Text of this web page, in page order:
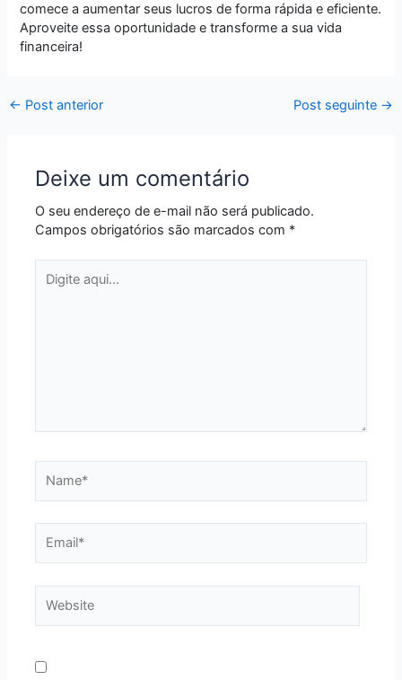
comece a aumentar seus lucros de forma rápida e eficiente.
Aproveite essa oportunidade e transforme a sua vida
financeira!
← Post anterior Post seguinte →
Deixe um comentário
O seu endereço de e-mail não será publicado.
Campos obrigatórios são marcados com *
aqui...